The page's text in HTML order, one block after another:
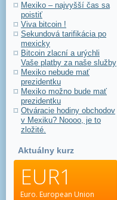
Mexiko – najvyšší čas sa
poistiť
Viva bitcoin !
Sekundová tarifikácia po
mexicky
Bitcoin zlacní a urýchli
Vaše platby za naše služby
Mexiko nebude mať
prezidentku
Mexiko možno bude mať
prezidentku
Otváracie hodiny obchodov
v Mexiku? Noooo, je to
zložité.
Aktuálny kurz
EUR1
Euro. European Union